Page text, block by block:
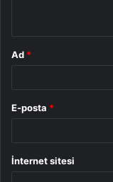
Ad *
E-posta *
İnternet sitesi